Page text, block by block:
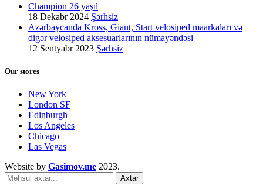
Champion 26 yaşıl
18 Dekabr 2024 Şərhsiz
Azərbaycanda Kross, Giant, Start velosiped maarkaları və
digər velosiped aksesuarlarının nümayəndəsi
12 Sentyabr 2023 Şərhsiz
Our stores
New York
London SF
Edinburgh
Los Angeles
Chicago
Las Vegas
Website by Gasimov.me 2023.
Axtar